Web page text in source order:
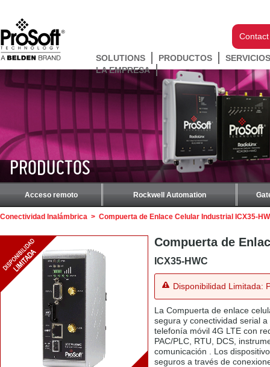
SOLUTIONS PRODUCTOS
LA EMPRESA
PRODUCTOS
Acceso remoto Rockwell Automation
Conectividad Inalámbrica > Compuerta de Enlace Celular Industrial ICX35-
Compuerta de
ICX35-HWC
Disponibilidad Limitada:
La Compuerta de enlace
segura y conectividad serial
telefonía móvil 4G LTE con
PAC/PLC, RTU, DCS,
comunicación . Los
seguros a través de